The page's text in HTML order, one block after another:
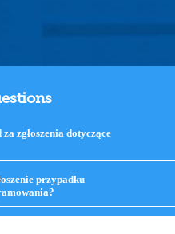
zgłoszenia dotyczące
przypadku
to
expand